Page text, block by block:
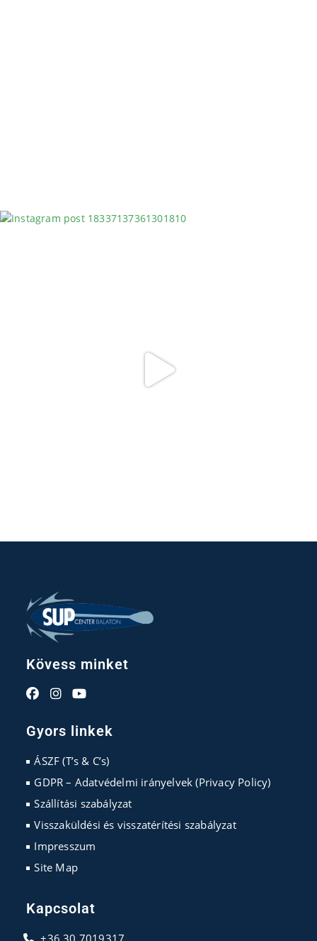
Kövess minket
in
a
new
a
new
tab
in
a
new
Gyors linkek
ÁSZF (T’s & C’s)
GDPR – Adatvédelmi irányelvek (Privacy Policy)
Szállítási szabályzat
Visszaküldési és visszatérítési szabályzat
Impresszum
Site Map
Kapcsolat